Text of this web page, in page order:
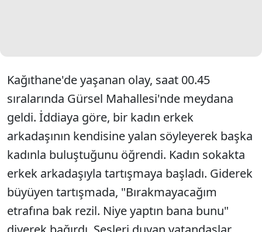
Kağıthane'de yaşanan olay, saat 00.45
sıralarında Gürsel Mahallesi'nde meydana
geldi. İddiaya göre, bir kadın erkek
arkadaşının kendisine yalan söyleyerek başka
kadınla buluştuğunu öğrendi. Kadın sokakta
erkek arkadaşıyla tartışmaya başladı. Giderek
büyüyen tartışmada, "Bırakmayacağım
etrafına bak rezil. Niye yaptın bana bunu"